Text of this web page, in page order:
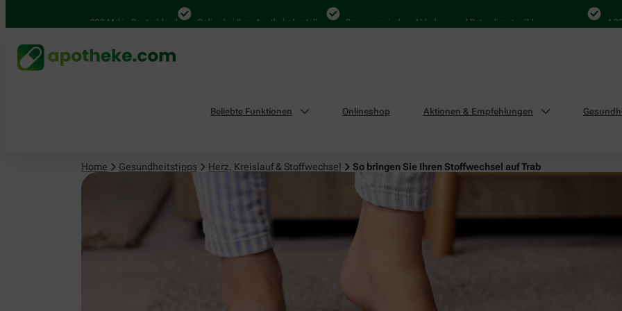
4.000 Mal in Deutschland Online bei Ihrer Apotheke bestellen Bequem zwischen Abholung und Botendienst wählen 4.000 Mal
Beliebte Funktionen Onlineshop Aktionen & Empfehlungen
Home Gesundheitstipps Herz, Kreislauf & Stoffwechsel So bringen Sie Ihren Stoffwechsel auf Trab
Herz, Kreislauf & Stoffwechsel